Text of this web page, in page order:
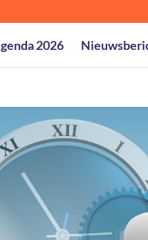
2026